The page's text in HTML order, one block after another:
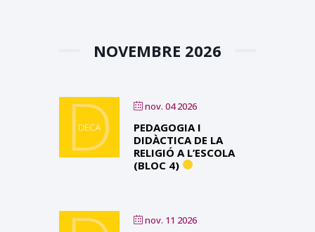
NOVEMBRE 2026
nov. 04 2026
PEDAGOGIA I
DIDÀCTICA DE LA
RELIGIÓ A L’ESCOLA
(BLOC 4)
nov. 11 2026